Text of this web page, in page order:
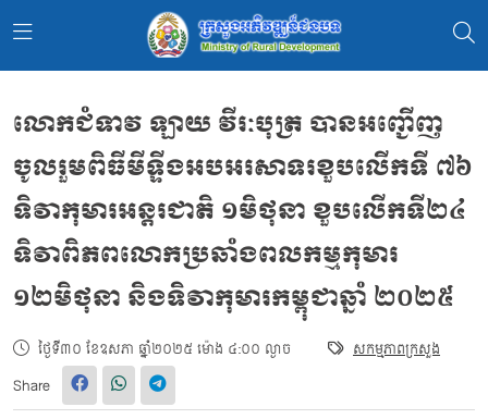
លោកជំទាវ ឡាយ វីរៈបុត្រ បានអញ្ជើញ
ចូលរួមពិធីមីទ្ទីងអបអរសាទរខួបលើកទី ៧៦
ទិវាកុមារអន្តរជាតិ ១មិថុនា ខួបលើកទី២៤
ទិវាពិភពលោកប្រឆាំងពលកម្មកុមារ
១២មិថុនា និងទិវាកុមារកម្ពុជាឆ្នាំ ២០២៥
ថ្ងៃទី៣០ ខែឧសភា ឆ្នាំ២០២៥ ម៉ោង ៤:០០ ល្ងាច សកម្មភាពក្រសួង
Share